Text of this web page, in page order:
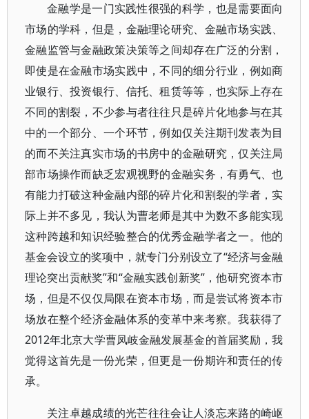
金融学是一门实践性很强的科学，也是需要面向
市场的学科，但是，金融理论研究、金融市场实践、
金融监管与金融政策决策等之间却存在广泛的分割，
即使是在金融市场实践中，不同的细分行业，例如商
业银行、投资银行、信托、租赁等等，也实际上存在
不同的割裂，不少参与者往往只是碎片化地参与在其
中的一个部分、一个环节，例如仅关注期刊发表为目
的而不关注真实市场的书房中的金融研究，仅关注局
部市场操作而缺乏宏观视野的金融实务，有勇气、也
有能力打破这种金融内部的碎片化和割裂的学者，实
际上并不多见，我认为曹老师是其中为数不多能实现
这种跨越和知识经验整合的优秀金融学者之一。他的
基金会设立的奖项中，就专门分别设立了“经济与金融
理论突出贡献奖”和“金融实践创新奖”，他研究资本市
场，但是不仅仅局限在资本市场，而是尝试将资本市
场放在整个经济金融体系的变革中来考察。我获得了
2012年北京大学曹凤岐金融发展基金的首届奖励，我
觉得这首先是一份光荣，但更是一份期许和责任的传
承。
关注卓越成绩的光芒往往会让人淡忘来路的崎岖